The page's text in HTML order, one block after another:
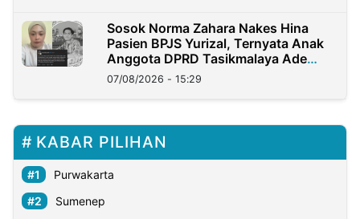
Sosok Norma Zahara Nakes Hina
Pasien BPJS Yurizal, Ternyata Anak
Anggota DPRD Tasikmalaya Ade
Lukman
07/08/2026 - 15:29
KABAR PILIHAN
Purwakarta
Sumenep